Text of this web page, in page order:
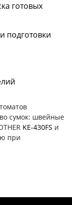
готовых
подготовки
сумок: швейные
KE-430FS и
при